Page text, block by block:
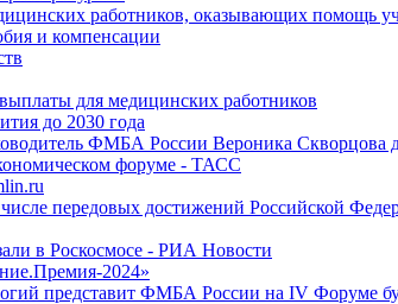
работников, оказывающих помощь
и компенсации
для медицинских работников
до 2030 года
ФМБА России Вероника Скворцова
форуме - ТАСС
передовых достижений Российской
в Роскосмосе - РИА Новости
2024»
представит ФМБА России на IV Форуме